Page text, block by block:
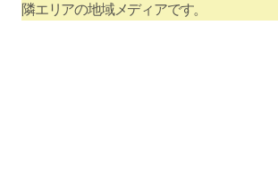
隣エリアの地域メディアです。